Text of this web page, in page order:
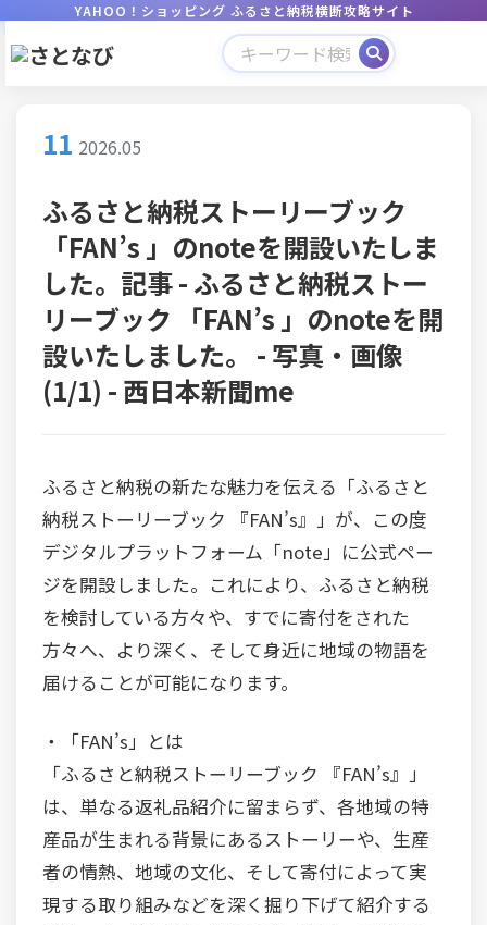
YAHOO！ショッピング ふるさと納税横断攻略サイト
11 2026.05
ふるさと納税ストーリーブック
「FAN’s 」のnoteを開設いたしま
した。記事 - ふるさと納税ストー
リーブック 「FAN’s 」のnoteを開
設いたしました。 - 写真・画像
(1/1) - 西日本新聞me
ふるさと納税の新たな魅力を伝える「ふるさと
納税ストーリーブック 『FAN’s』」が、この度
デジタルプラットフォーム「note」に公式ペー
ジを開設しました。これにより、ふるさと納税
を検討している方々や、すでに寄付をされた
方々へ、より深く、そして身近に地域の物語を
届けることが可能になります。
・「FAN’s」とは
「ふるさと納税ストーリーブック 『FAN’s』」
は、単なる返礼品紹介に留まらず、各地域の特
産品が生まれる背景にあるストーリーや、生産
者の情熱、地域の文化、そして寄付によって実
現する取り組みなどを深く掘り下げて紹介する